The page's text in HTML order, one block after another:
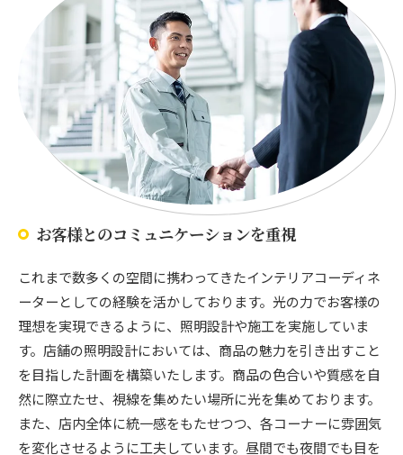
お客様とのコミュニケーションを重視
これまで数多くの空間に携わってきたインテリアコーディネ
ーターとしての経験を活かしております。光の力でお客様の
理想を実現できるように、照明設計や施工を実施していま
す。店舗の照明設計においては、商品の魅力を引き出すこと
を目指した計画を構築いたします。商品の色合いや質感を自
然に際立たせ、視線を集めたい場所に光を集めております。
また、店内全体に統一感をもたせつつ、各コーナーに雰囲気
を変化させるように工夫しています。昼間でも夜間でも目を